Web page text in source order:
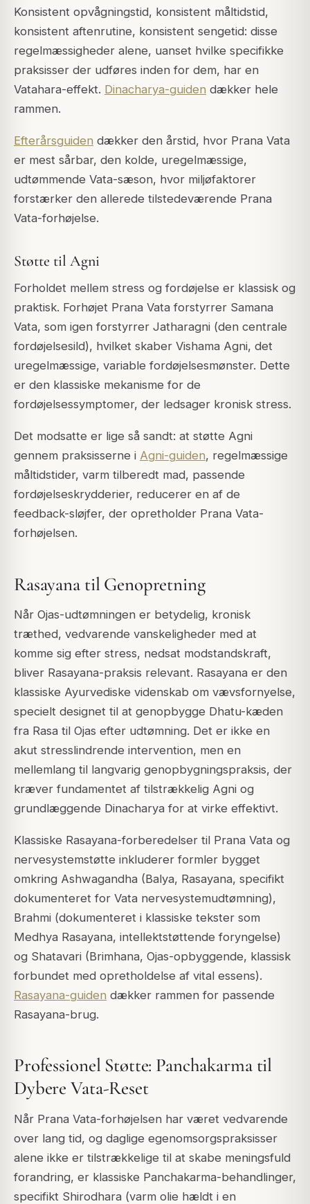
Konsistent opvågningstid, konsistent måltidstid,
konsistent aftenrutine, konsistent sengetid: disse
regelmæssigheder alene, uanset hvilke specifikke
praksisser der udføres inden for dem, har en
Vatahara-effekt. Dinacharya-guiden dækker hele
rammen.
Efterårsguiden dækker den årstid, hvor Prana Vata
er mest sårbar, den kolde, uregelmæssige,
udtømmende Vata-sæson, hvor miljøfaktorer
forstærker den allerede tilstedeværende Prana
Vata-forhøjelse.
Støtte til Agni
Forholdet mellem stress og fordøjelse er klassisk og
praktisk. Forhøjet Prana Vata forstyrrer Samana
Vata, som igen forstyrrer Jatharagni (den centrale
fordøjelsesild), hvilket skaber Vishama Agni, det
uregelmæssige, variable fordøjelsesmønster. Dette
er den klassiske mekanisme for de
fordøjelsessymptomer, der ledsager kronisk stress.
Det modsatte er lige så sandt: at støtte Agni
gennem praksisserne i Agni-guiden, regelmæssige
måltidstider, varm tilberedt mad, passende
fordøjelseskrydderier, reducerer en af de
feedback-sløjfer, der opretholder Prana Vata-
forhøjelsen.
Rasayana til Genopretning
Når Ojas-udtømningen er betydelig, kronisk
træthed, vedvarende vanskeligheder med at
komme sig efter stress, nedsat modstandskraft,
bliver Rasayana-praksis relevant. Rasayana er den
klassiske Ayurvediske videnskab om vævsfornyelse,
specielt designet til at genopbygge Dhatu-kæden
fra Rasa til Ojas efter udtømning. Det er ikke en
akut stresslindrende intervention, men en
mellemlang til langvarig genopbygningspraksis, der
kræver fundamentet af tilstrækkelig Agni og
grundlæggende Dinacharya for at virke effektivt.
Klassiske Rasayana-forberedelser til Prana Vata og
nervesystemstøtte inkluderer formler bygget
omkring Ashwagandha (Balya, Rasayana, specifikt
dokumenteret for Vata nervesystemudtømning),
Brahmi (dokumenteret i klassiske tekster som
Medhya Rasayana, intellektstøttende foryngelse)
og Shatavari (Brimhana, Ojas-opbyggende, klassisk
forbundet med opretholdelse af vital essens).
Rasayana-guiden dækker rammen for passende
Rasayana-brug.
Professionel Støtte: Panchakarma til
Dybere Vata-Reset
Når Prana Vata-forhøjelsen har været vedvarende
over lang tid, og daglige egenomsorgspraksisser
alene ikke er tilstrækkelige til at skabe meningsfuld
forandring, er klassiske Panchakarma-behandlinger,
specifikt Shirodhara (varm olie hældt i en